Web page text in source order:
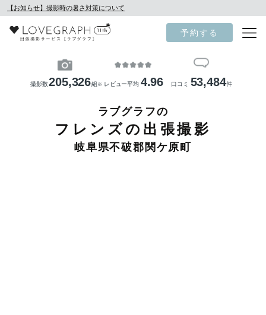
【お知らせ】撮影時の暑さ対策について
予約する
撮影数205,326組 ※ レビュー平均 4.96 口コミ 53,484件
ラブグラフの
フレンズの出張撮影
岐阜県不破郡関ケ原町